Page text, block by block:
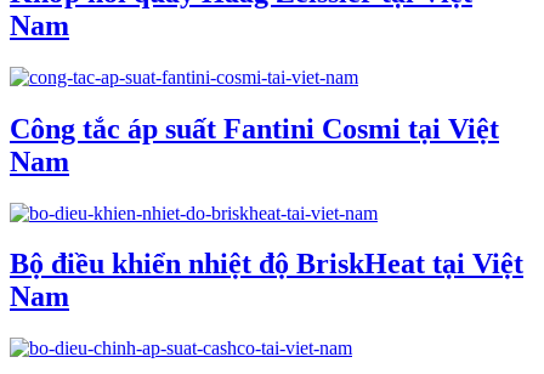
Nam
Công tắc áp suất Fantini Cosmi tại Việt
Nam
Bộ điều khiển nhiệt độ BriskHeat tại Việt
Nam